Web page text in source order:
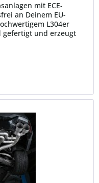
mit ECE-
an Deinem EU-
L304er
gefertigt und erzeugt